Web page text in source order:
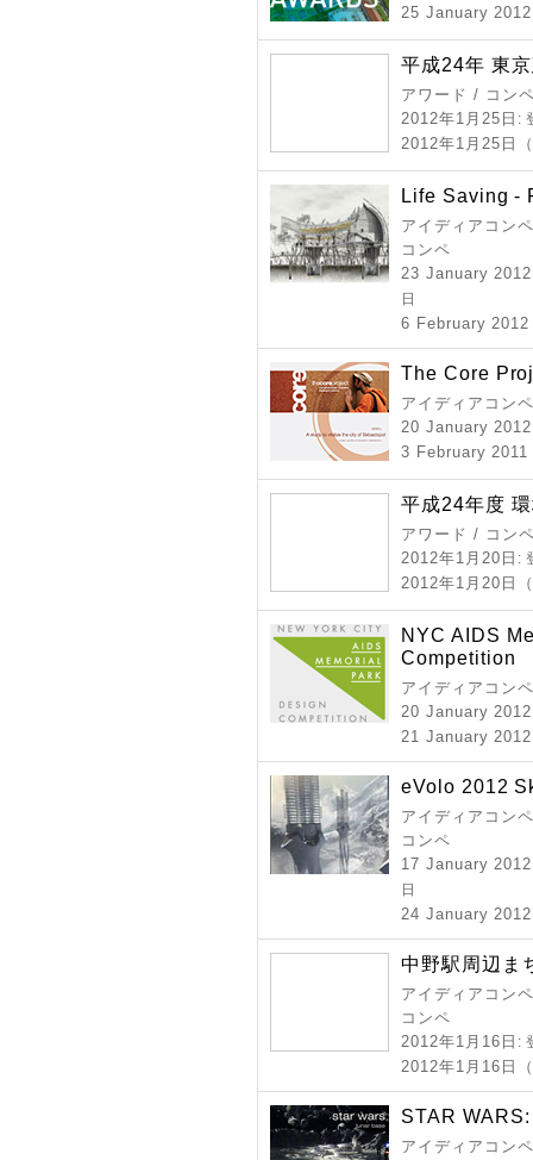
25 January
平成24年 東
アワード / コン
2012年1月25日 :
2012年1月25日
Life Saving -
アイディアコン
コンペ
23 January
日
6 February
The Core
アイディアコン
20 January 2012
3 February
平成24年度
アワード / コン
2012年1月20日 :
2012年1月20日
NYC AIDS
Competition
アイディアコン
20 January 2012
21 January
eVolo 2012
アイディアコン
コンペ
17 January
日
24 January
中野駅周辺ま
アイディアコン
コンペ
2012年1月16日 :
2012年1月16日
STAR
アイディアコン